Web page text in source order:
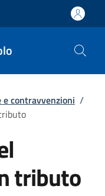
contravvenzioni /
tributo